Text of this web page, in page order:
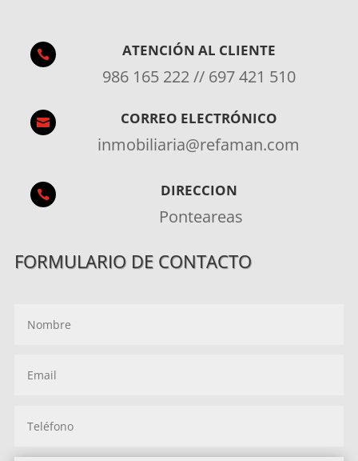
 ATENCIÓN AL CLIENTE
986 165 222 // 697 421 510
 CORREO ELECTRÓNICO
inmobiliaria@refaman.com
 DIRECCION
Ponteareas
FORMULARIO DE CONTACTO